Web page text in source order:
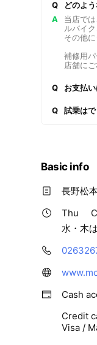
Q
どのよ
A
当店で
ルバイ
その他
補修用
店舗にご
Q お支払
Q 試乗はで
Basic info
長野松
Thu
水・木
Cash
Credit
Visa /